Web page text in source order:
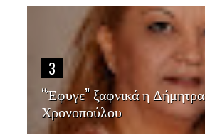
3
“Έφυγε” ξαφνικά η Δήμητρα
Χρονοπούλου